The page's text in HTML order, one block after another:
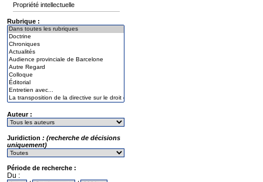
Propriété intellectuelle
Rubrique :
Auteur :
Juridiction : (recherche de décisions
uniquement)
Période de recherche :
Du :